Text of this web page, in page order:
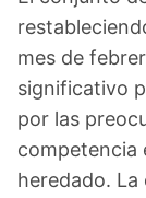
mes de
significativo
por las
competencia
heredado.